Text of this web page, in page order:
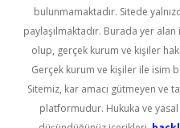
bulunmamaktadır. Sitede
paylaşılmaktadır. Burada yer
olup, gerçek kurum ve kişiler
Gerçek kurum ve kişiler ile isim
Sitemiz, kar amacı gütmeyen ve
platformudur. Hukuka ve